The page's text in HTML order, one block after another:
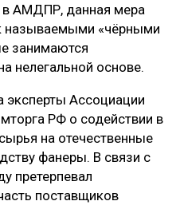
в АМДПР, данная мера
называемыми «чёрными
занимаются
нелегальной основе.
эксперты Ассоциации
РФ о содействии в
на отечественные
фанеры. В связи с
претерпевал
поставщиков